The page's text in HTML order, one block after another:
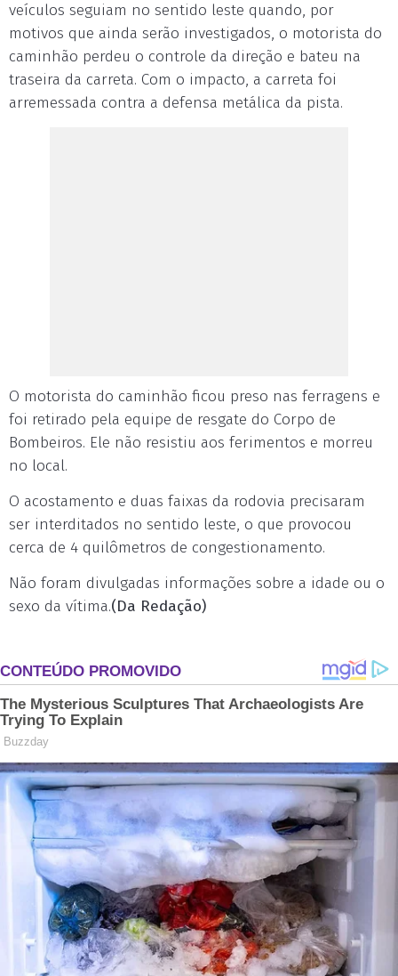
veículos seguiam no sentido leste quando, por
motivos que ainda serão investigados, o motorista do
caminhão perdeu o controle da direção e bateu na
traseira da carreta. Com o impacto, a carreta foi
arremessada contra a defensa metálica da pista.
O motorista do caminhão ficou preso nas ferragens e
foi retirado pela equipe de resgate do Corpo de
Bombeiros. Ele não resistiu aos ferimentos e morreu
no local.
O acostamento e duas faixas da rodovia precisaram
ser interditados no sentido leste, o que provocou
cerca de 4 quilômetros de congestionamento.
Não foram divulgadas informações sobre a idade ou o
sexo da vítima.(Da Redação)